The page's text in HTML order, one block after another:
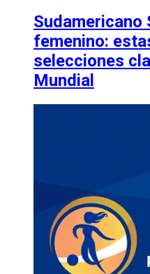
Sudamericano
femenino:
selecciones
Mundial